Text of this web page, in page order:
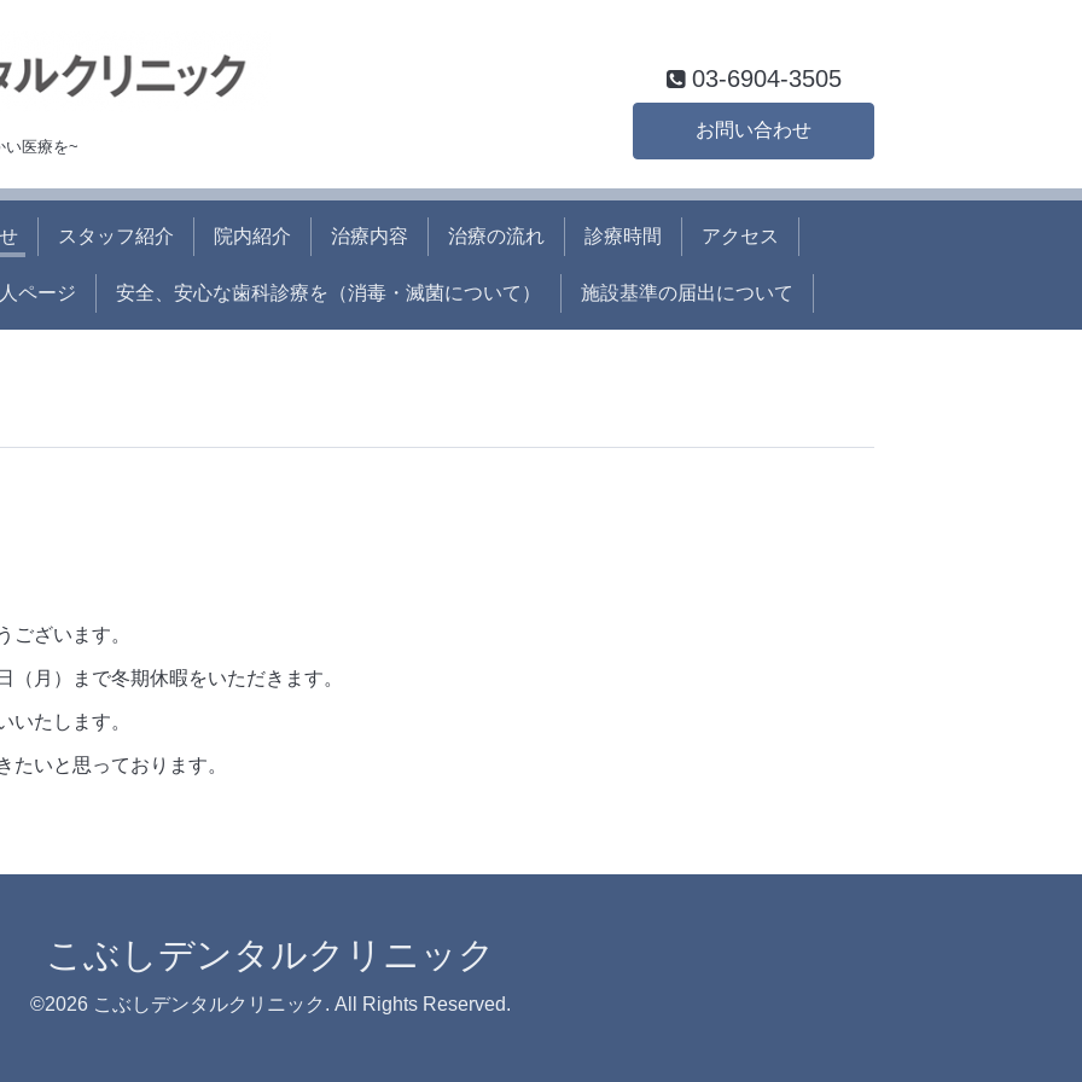
い医療を~
03-6904-3505
お問い合わせ
スタッフ紹介 院内紹介 治療内容 治療の流れ 診療時間 アクセス
ページ 安全、安心な歯科診療を（消毒・滅菌について） 施設基準の届出について
ございます。
月）まで冬期休暇をいただきます。
いたします。
たいと思っております。
こぶしデンタルクリニック
©2026 こぶしデンタルクリニック . All Rights Reserved.